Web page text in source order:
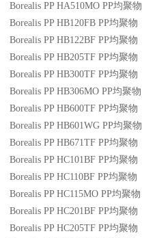
Borealis PP HA510MO PP均聚物
Borealis PP HB120FB PP均聚物
Borealis PP HB122BF PP均聚物
Borealis PP HB205TF PP均聚物
Borealis PP HB300TF PP均聚物
Borealis PP HB306MO PP均聚物
Borealis PP HB600TF PP均聚物
Borealis PP HB601WG PP均聚物
Borealis PP HB671TF PP均聚物
Borealis PP HC101BF PP均聚物
Borealis PP HC110BF PP均聚物
Borealis PP HC115MO PP均聚物
Borealis PP HC201BF PP均聚物
Borealis PP HC205TF PP均聚物